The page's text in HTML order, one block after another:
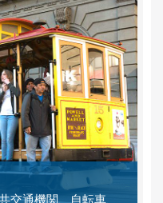
交通機関、自転車、